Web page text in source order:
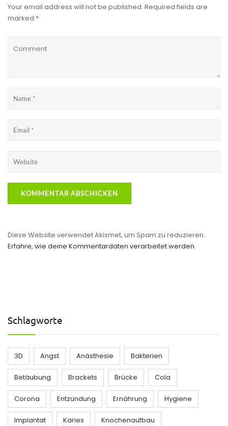
Your email address will not be published. Required fields are
marked *
Diese Website verwendet Akismet, um Spam zu reduzieren.
Erfahre, wie deine Kommentardaten verarbeitet werden.
Schlagworte
3D Angst Anästhesie Bakterien
Betäubung Brackets Brücke Cola
Corona Entzündung Ernährung Hygiene
Implantat Karies Knochenaufbau